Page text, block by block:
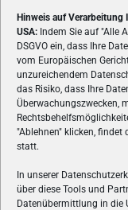
Hinweis auf Verarbeitung
USA: Indem Sie auf "Alle
DSGVO ein, dass Ihre
vom Europäischen
unzureichendem
das Risiko, dass Ihre
Überwachungszwecken,
"Ablehnen" klicken,
statt.
In unserer
über diese Tools und
Datenübermittlung in die
VON GAMERN,
Spielemagazin
Reviews und
Hardware